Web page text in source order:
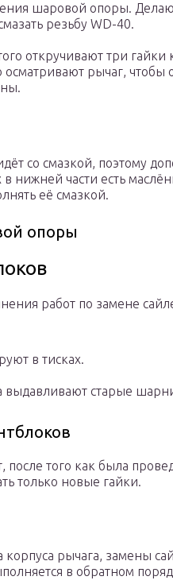
шаровой опоры.
резьбу WD-40.
откручивают три
осматривают рычаг,
со смазкой, поэтому
нижней части есть
её смазкой.
опоры
работ по замене
в тисках.
старые
после того как была
только новые гайки.
корпуса рычага, замены
в обратном